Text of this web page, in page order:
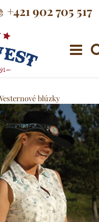
+421 902 705 517
Menu
blúzky